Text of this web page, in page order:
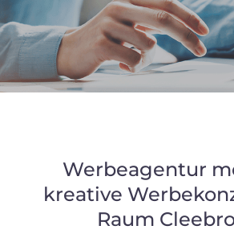
Werbeagentur
kreative
Raum